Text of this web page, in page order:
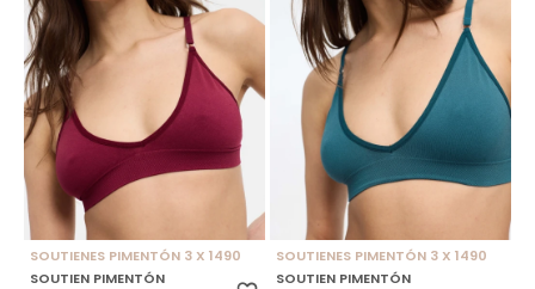
SOUTIENES PIMENTÓN 3 X 1490
SOUTIEN PIMENTÓN
SOUTIENES PIMENTÓN 3 X 1490
SOUTIEN PIMENTÓN